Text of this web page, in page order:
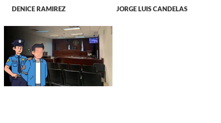
DENICE RAMIREZ JORGE LUIS CANDELAS